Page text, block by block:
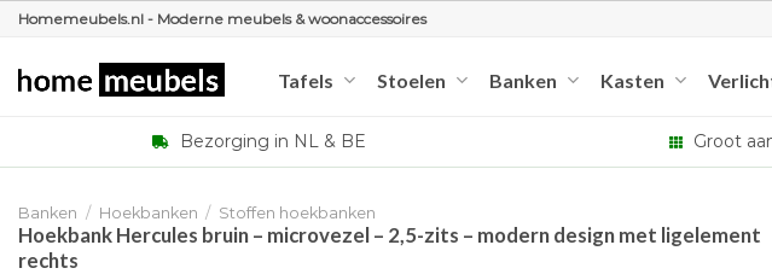
Ga
inhoud
Homemeubels.nl - Moderne meubels & woonaccessoires
Tafels Stoelen Banken Kasten
Bezorging in NL & BE Groot
Banken / Hoekbanken / Stoffen hoekbanken
Hoekbank Hercules bruin – microvezel – 2,5-zits – modern design met ligelement
rechts